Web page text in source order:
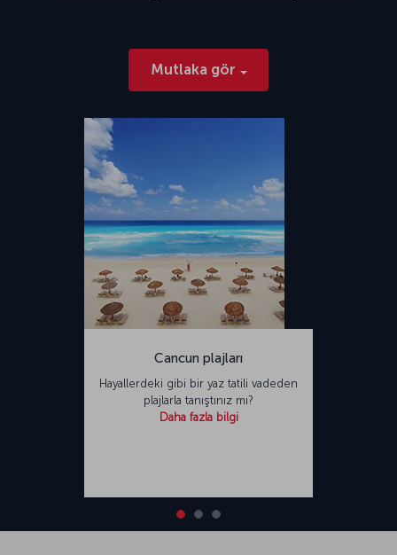
Mutlaka gör
Cancun plajları
Hayallerdeki gibi bir yaz tatili vadeden
plajlarla tanıştınız mı?
Daha fazla bilgi